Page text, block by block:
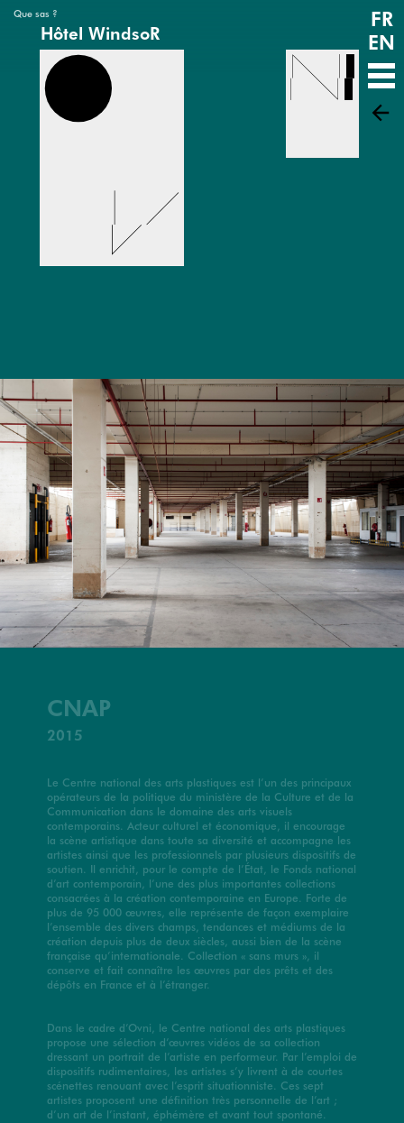
Que sas ?
Hôtel WindsoR
FR
EN
CNAP
2015
Le Centre national des arts plastiques est l’un des principaux
opérateurs de la politique du ministère de la Culture et de la
Communication dans le domaine des arts visuels
contemporains. Acteur culturel et économique, il encourage
la scène artistique dans toute sa diversité et accompagne les
artistes ainsi que les professionnels par plusieurs dispositifs de
soutien. Il enrichit, pour le compte de l’État, le Fonds national
d’art contemporain, l’une des plus importantes collections
consacrées à la création contemporaine en Europe. Forte de
plus de 95 000 œuvres, elle représente de façon exemplaire
l’ensemble des divers champs, tendances et médiums de la
création depuis plus de deux siècles, aussi bien de la scène
française qu’internationale. Collection « sans murs », il
conserve et fait connaître les œuvres par des prêts et des
dépôts en France et à l’étranger.
Dans le cadre d’Ovni, le Centre national des arts plastiques
propose une sélection d’œuvres vidéos de sa collection
dressant un portrait de l’artiste en performeur. Par l’emploi de
dispositifs rudimentaires, les artistes s’y livrent à de courtes
scénettes renouant avec l’esprit situationniste. Ces sept
artistes proposent une définition très personnelle de l’art ;
d’un art de l’instant, éphémère et avant tout spontané.